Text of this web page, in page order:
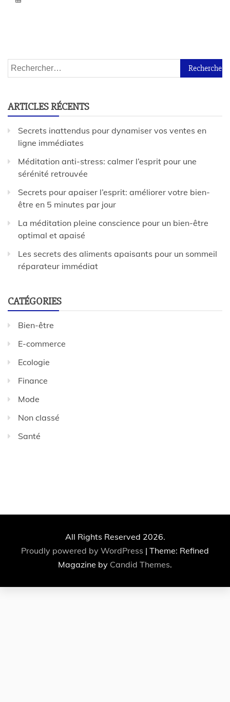
ARTICLES RÉCENTS
Secrets inattendus pour dynamiser vos ventes en
ligne immédiates
Méditation anti-stress: calmer l’esprit pour une
sérénité retrouvée
Secrets pour apaiser l’esprit: améliorer votre bien-
être en 5 minutes par jour
La méditation pleine conscience pour un bien-être
optimal et apaisé
Les secrets des aliments apaisants pour un sommeil
réparateur immédiat
CATÉGORIES
Bien-être
E-commerce
Ecologie
Finance
Mode
Non classé
Santé
All Rights Reserved 2026.
Proudly powered by WordPress | Theme: Refined
Magazine by Candid Themes.